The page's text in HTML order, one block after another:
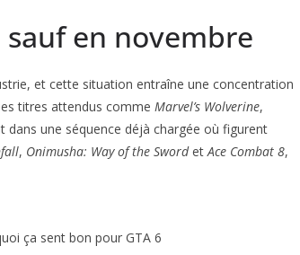
en novembre
et cette situation entraîne une concentration
titres attendus comme Marvel’s Wolverine,
dans une séquence déjà chargée où figurent
, Onimusha: Way of the Swordet Ace Combat 8,
ça sent bon pour GTA 6